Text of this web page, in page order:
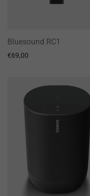
Bluesound RC1
€69,00